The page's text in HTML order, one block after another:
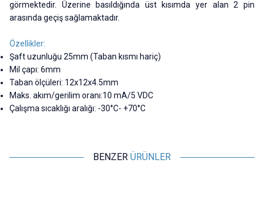
görmektedir. Üzerine basıldığında üst kısımda yer alan 2 pin
arasında geçiş sağlamaktadır.
Özellikler:
Şaft uzunluğu 25mm (Taban kısmı hariç)
Mil çapı: 6mm
Taban ölçüleri: 12x12x4.5mm
Maks. akım/gerilim oranı:10 mA/5 VDC
Çalışma sıcaklığı aralığı: -30°C- +70°C
BENZER ÜRÜNLER